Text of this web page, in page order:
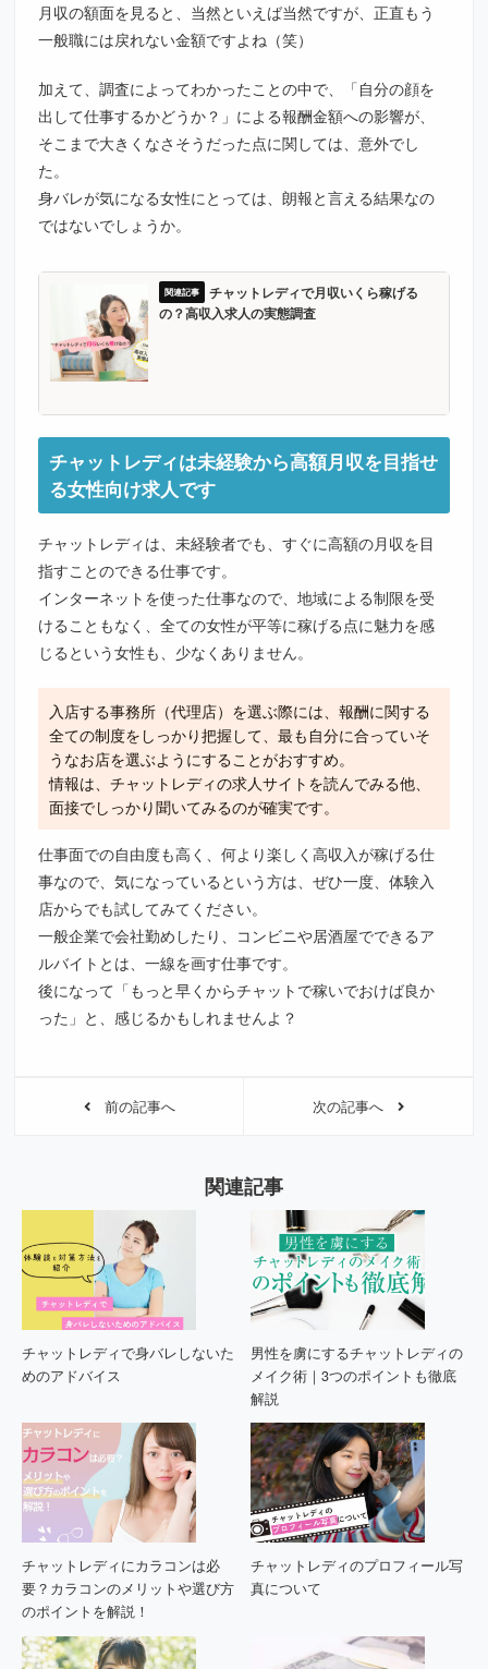
月収の額面を見ると、当然といえば当然ですが、正直もう
一般職には戻れない金額ですよね（笑）
加えて、調査によってわかったことの中で、「自分の顔を
出して仕事するかどうか？」による報酬金額への影響が、
そこまで大きくなさそうだった点に関しては、意外でし
た。
身バレが気になる女性にとっては、朗報と言える結果なの
ではないでしょうか。
チャットレディで月収いくら稼げる
の？高収入求人の実態調査
チャットレディは未経験から高額月収を目指せ
る女性向け求人です
チャットレディは、未経験者でも、すぐに高額の月収を目
指すことのできる仕事です。
インターネットを使った仕事なので、地域による制限を受
けることもなく、全ての女性が平等に稼げる点に魅力を感
じるという女性も、少なくありません。
入店する事務所（代理店）を選ぶ際には、報酬に関する
全ての制度をしっかり把握して、最も自分に合っていそ
うなお店を選ぶようにすることがおすすめ。
情報は、チャットレディの求人サイトを読んでみる他、
面接でしっかり聞いてみるのが確実です。
仕事面での自由度も高く、何より楽しく高収入が稼げる仕
事なので、気になっているという方は、ぜひ一度、体験入
店からでも試してみてください。
一般企業で会社勤めしたり、コンビニや居酒屋でできるア
ルバイトとは、一線を画す仕事です。
後になって「もっと早くからチャットで稼いでおけば良か
った」と、感じるかもしれませんよ？
前の記事へ 次の記事へ
関連記事
チャットレディで身バレしないた
めのアドバイス
男性を虜にするチャットレディの
メイク術｜3つのポイントも徹底
解説
チャットレディにカラコンは必
要？カラコンのメリットや選び方
のポイントを解説！
チャットレディのプロフィール写
真について